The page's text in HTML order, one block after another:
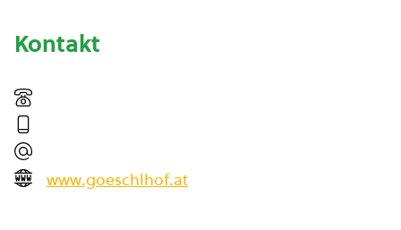
Kontakt
www.goeschlhof.at